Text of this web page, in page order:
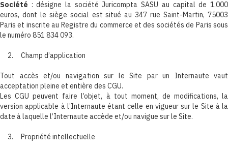
Société : désigne la société Juricompta SASU au capital de 1.000
euros, dont le siège social est situé au 347 rue Saint-Martin, 75003
Paris et inscrite au Registre du commerce et des sociétés de Paris sous
le numéro 851 834 093.
2. Champ d’application
Tout accès et/ou navigation sur le Site par un Internaute vaut
acceptation pleine et entière des CGU.
Les CGU peuvent faire l’objet, à tout moment, de modifications, la
version applicable à l’Internaute étant celle en vigueur sur le Site à la
date à laquelle l’Internaute accède et/ou navigue sur le Site.
3. Propriété intellectuelle